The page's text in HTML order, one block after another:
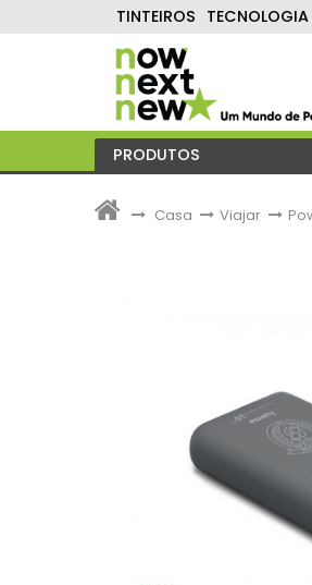
TINTEIROS TECNOLOGIA
PRODUTOS
> Casa > Viajar >